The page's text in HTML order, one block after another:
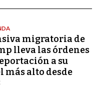
migratoria de
lleva las órdenes
a su
más alto desde